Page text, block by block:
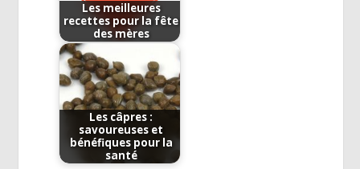
Les meilleures
recettes pour la fête
des mères
Les câpres :
savoureuses et
bénéfiques pour la
santé